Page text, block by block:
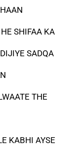
SHIFAA KA
SADQA
THE
KABHI AYSE